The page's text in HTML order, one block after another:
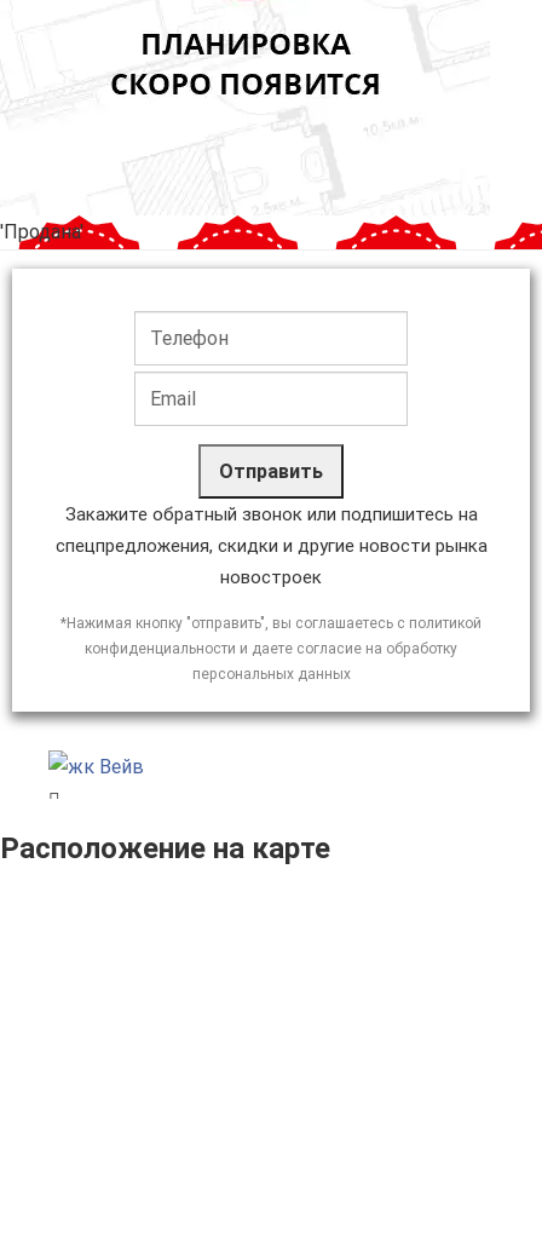
'Продана'
Отправить
Закажите обратный звонок или подпишитесь на
спецпредложения, скидки и другие новости рынка
новостроек
*Нажимая кнопку "отправить", вы соглашаетесь с политикой
конфиденциальности и даете согласие на обработку
персональных данных
Расположение на карте